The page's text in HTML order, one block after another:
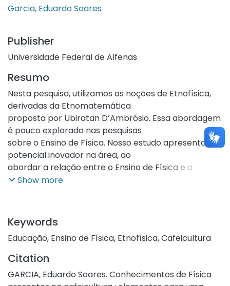
Garcia, Eduardo Soares
Publisher
Universidade Federal de Alfenas
Resumo
Nesta pesquisa, utilizamos as noções de Etnofísica,
derivadas da Etnomatemática
proposta por Ubiratan D’Ambrósio. Essa abordagem
é pouco explorada nas pesquisas
sobre o Ensino de Física. Nosso estudo apresenta um
potencial inovador na área, ao
abordar a relação entre o Ensino de Física e a
cafeicultura. A escolha desse setor se
famílias em Alfenas-MG e nas cidades vizinhas, onde
a pesquisa foi conduzida. O
problema de pesquisa pode ser descrito da seguinte
forma: Como o mundo do
trabalho (setor cafeeiro) pode impactar o Ensino de
Física, visando superar os
Show more
Keywords
Educação, Ensino de Física, Etnofísica,Cafeicultura
Citation
GARCIA, Eduardo Soares. Conhecimentos de Física